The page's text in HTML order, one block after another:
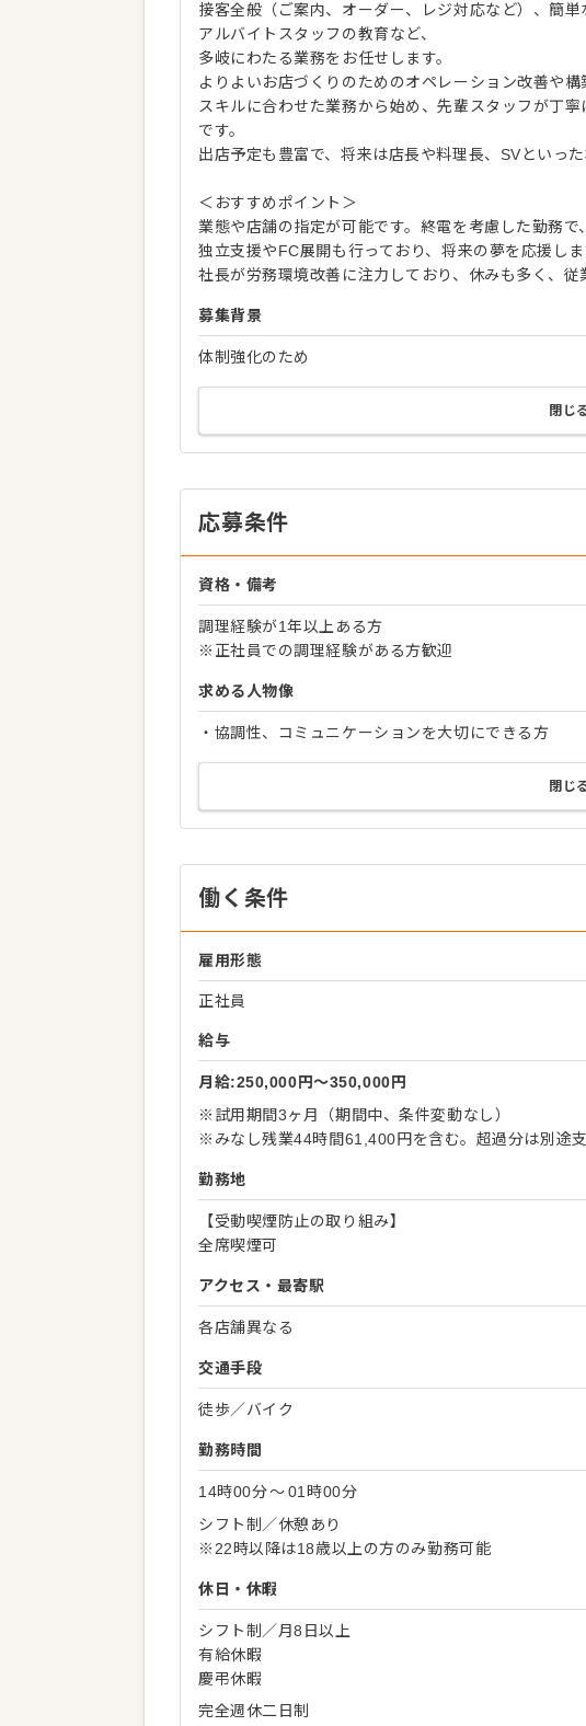
接客全般（ご案内、オーダー、レジ対応など）、簡
アルバイトスタッフの教育など、
多岐にわたる業務をお任せします。
よりよいお店づくりのためのオペレーション改善や構
スキルに合わせた業務から始め、先輩スタッフが丁
です。
出店予定も豊富で、将来は店長や料理長、SVといっ
＜おすすめポイント＞
業態や店舗の指定が可能です。終電を考慮した勤務で
独立支援やFC展開も行っており、将来の夢を応援しま
社長が労務環境改善に注力しており、休みも多く、従
募集背景
体制強化のため
閉じ
応募条件
資格・備考
調理経験が1年以上ある方
※正社員での調理経験がある方歓迎
求める人物像
・協調性、コミュニケーションを大切にできる方
閉じ
働く条件
雇用形態
正社員
給与
月給:250,000円〜350,000円
※試用期間3ヶ月（期間中、条件変動なし）
※みなし残業44時間61,400円を含む。超過分は別途支
勤務地
【受動喫煙防止の取り組み】
全席喫煙可
アクセス・最寄駅
各店舗異なる
交通手段
徒歩／バイク
勤務時間
14時00分〜01時00分
シフト制／休憩あり
※22時以降は18歳以上の方のみ勤務可能
休日・休暇
シフト制／月8日以上
有給休暇
慶弔休暇
完全週休二日制